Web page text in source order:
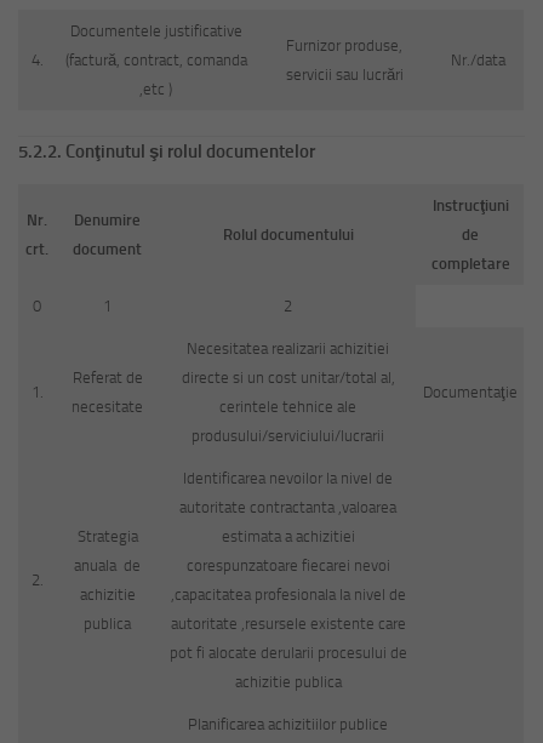
4.
Documentele justificative
(factură, contract, comanda
,etc )
Furnizor produse,
servicii sau lucrări
Nr./data
5.2.2. Conţinutul şi rolul documentelor
Nr.
crt.
Denumire
document
Rolul documentului
Instrucţiuni
de
completare
0 1 2
1.
Referat de
necesitate
Necesitatea realizarii achizitiei
directe si un cost unitar/total al,
cerintele tehnice ale
produsului/serviciului/lucrarii
Documentaţie
2.
Strategia
anuala de
achizitie
publica
Identificarea nevoilor la nivel de
autoritate contractanta ,valoarea
estimata a achizitiei
corespunzatoare fiecarei nevoi
,capacitatea profesionala la nivel de
autoritate ,resursele existente care
pot fi alocate derularii procesului de
achizitie publica
Planificarea achizitiilor publice